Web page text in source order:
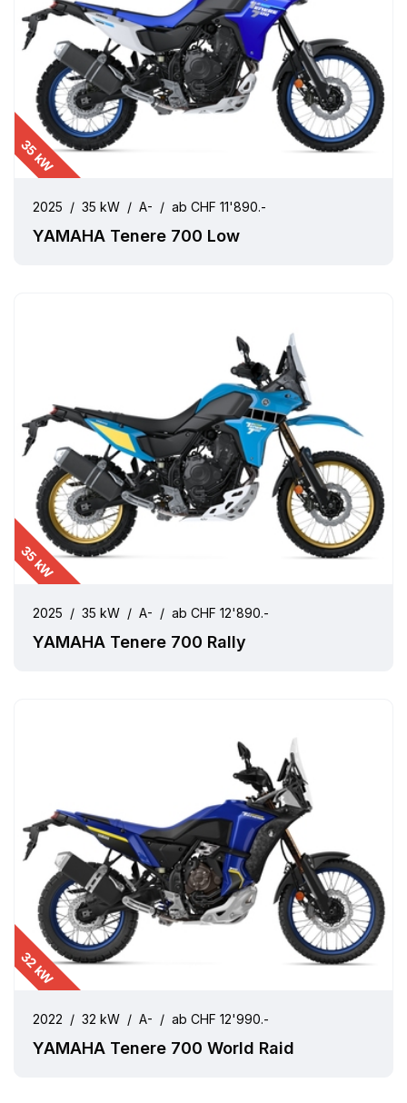
35 kW
2025 / 35 kW / A- / ab CHF 11'890.-
YAMAHA Tenere 700 Low
35 kW
2025 / 35 kW / A- / ab CHF 12'890.-
YAMAHA Tenere 700 Rally
32 kW
2022 / 32 kW / A- / ab CHF 12'990.-
YAMAHA Tenere 700 World Raid